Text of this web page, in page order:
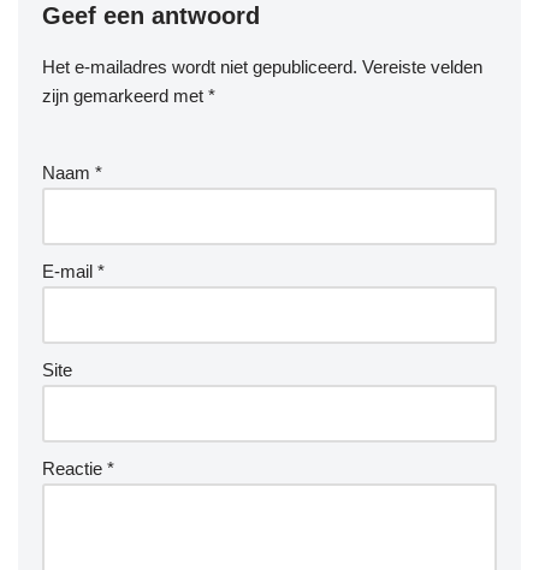
Geef een antwoord
Het e-mailadres wordt niet gepubliceerd. Vereiste velden
zijn gemarkeerd met *
Naam *
E-mail *
Site
Reactie *